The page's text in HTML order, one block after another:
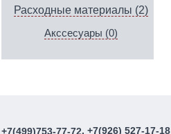
Расходные материалы (2)
Акссесуары (0)
+7(499)753-77-72, +7(926) 527-17-18